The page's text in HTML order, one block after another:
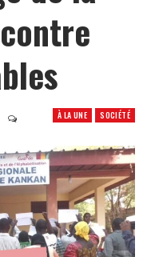
À LA UNE SOCIÉTÉ